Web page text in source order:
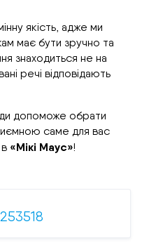
якість, адже ми
має бути зручно та
знаходиться не на
речі відповідають
допоможе обрати
саме для вас
«Мікі Маус»!